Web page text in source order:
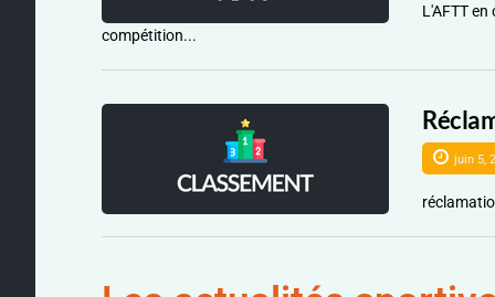
L'AFTT
compétition...
juin 5,